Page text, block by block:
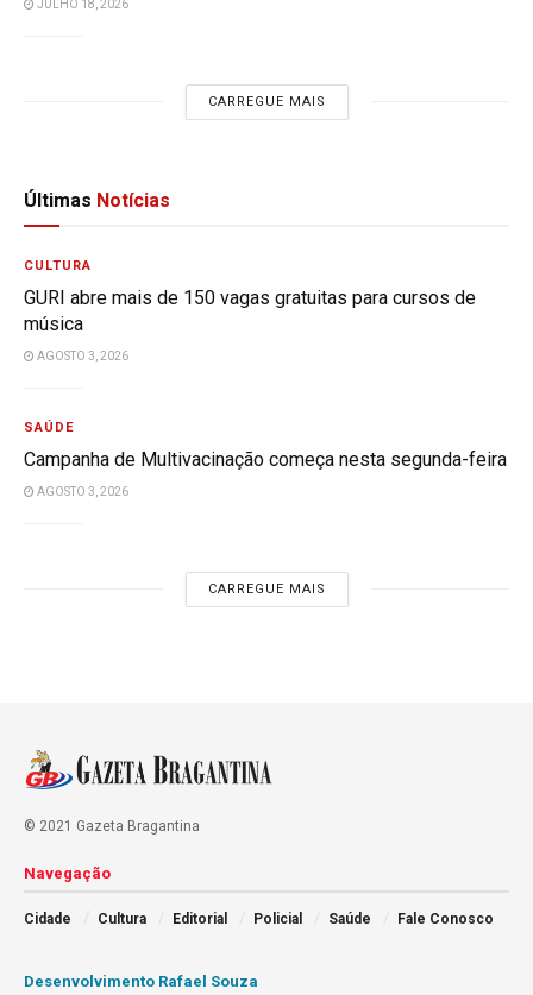
JULHO 18, 2026
CARREGUE MAIS
Últimas Notícias
CULTURA
GURI abre mais de 150 vagas gratuitas para cursos de
música
AGOSTO 3, 2026
SAÚDE
Campanha de Multivacinação começa nesta segunda-feira
AGOSTO 3, 2026
CARREGUE MAIS
© 2021 Gazeta Bragantina
Navegação
Cidade Cultura Editorial Policial Saúde Fale Conosco
Desenvolvimento Rafael Souza